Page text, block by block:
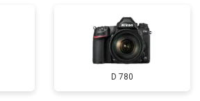
D 780